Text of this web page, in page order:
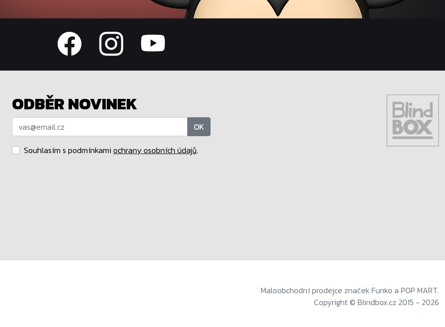
ODBĚR NOVINEK
OK
Souhlasím s podmínkami ochrany osobních údajů.
Maloobchodní prodejce značek Funko a POP MART.
Copyright © Blindbox.cz 2015 - 2026